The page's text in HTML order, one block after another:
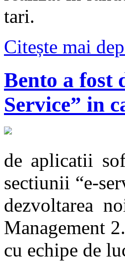
tari.
Citește mai
Bento a fost
Service” in
de aplicatii
sectiunii “e-
dezvoltarea
Management
cu echipe de